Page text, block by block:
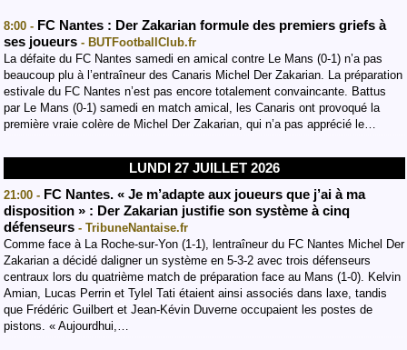
8:00 - FC Nantes : Der Zakarian formule des premiers griefs à
ses joueurs - BUTFootballClub.fr
La défaite du FC Nantes samedi en amical contre Le Mans (0-1) n’a pas
beaucoup plu à l’entraîneur des Canaris Michel Der Zakarian. La préparation
estivale du FC Nantes n’est pas encore totalement convaincante. Battus
par Le Mans (0-1) samedi en match amical, les Canaris ont provoqué la
première vraie colère de Michel Der Zakarian, qui n’a pas apprécié le…
LUNDI 27 JUILLET 2026
21:00 - FC Nantes. « Je m’adapte aux joueurs que j’ai à ma
disposition » : Der Zakarian justifie son système à cinq
défenseurs - TribuneNantaise.fr
Comme face à La Roche-sur-Yon (1-1), lentraîneur du FC Nantes Michel Der
Zakarian a décidé daligner un système en 5-3-2 avec trois défenseurs
centraux lors du quatrième match de préparation face au Mans (1-0). Kelvin
Amian, Lucas Perrin et Tylel Tati étaient ainsi associés dans laxe, tandis
que Frédéric Guilbert et Jean-Kévin Duverne occupaient les postes de
pistons. « Aujourdhui,…